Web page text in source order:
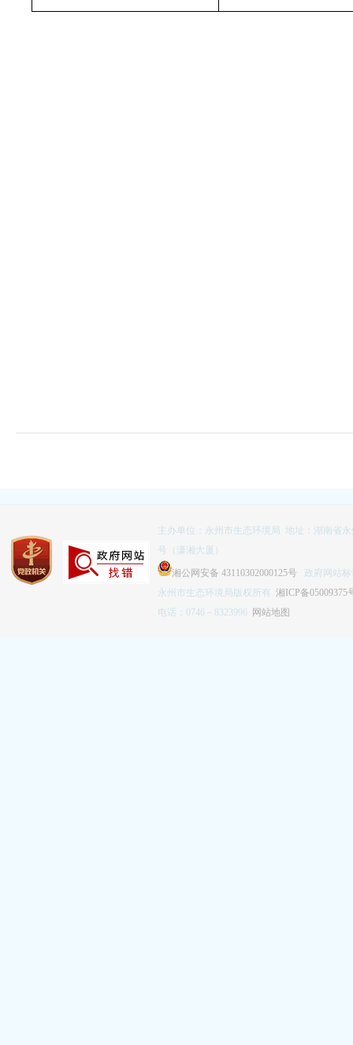
主办单位：永州市生态环境局 地址：湖南省
号（潇湘大厦）
湘公网安备 43110302000125号 政府网站标
永州市生态环境局版权所有 湘ICP备05009375
电话：0746－8323996 网站地图